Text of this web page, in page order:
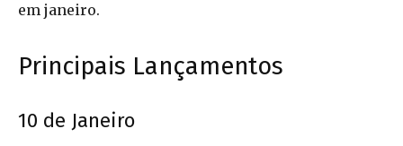
em janeiro.
Principais Lançamentos
10 de Janeiro